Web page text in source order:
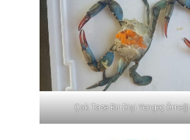
Çok Taze Bir Dişi Yengeç Örneği